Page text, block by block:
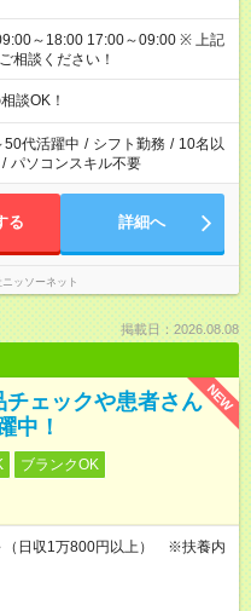
～18:00 17:00～09:00 ※ 上記
相談ください！
談OK！
50代活躍中 / シフト勤務 / 10名以
/ パソコンスキル不要
る 詳細へ
ッソーネット
掲載日：2026.08.08
NEW
チェックや患者さん
中！
ブランクOK
（日収1万800円以上） ※扶養内